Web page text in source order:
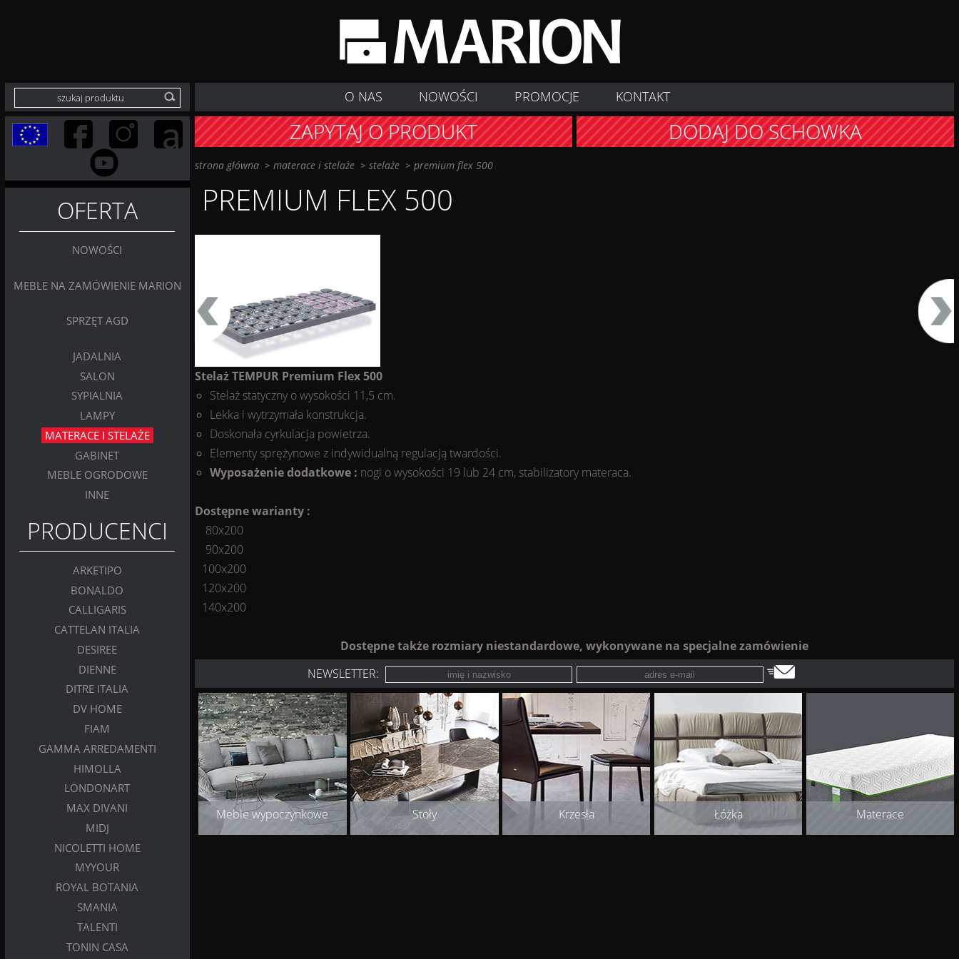
O NAS NOWOŚCI PROMOCJE KONTAKT
OFERTA
NOWOŚCI
MEBLE NA ZAMÓWIENIE MARION
SPRZĘT AGD
JADALNIA
SALON
SYPIALNIA
LAMPY
MATERACE I STELAŻE
GABINET
MEBLE OGRODOWE
INNE
PRODUCENCI
ARKETIPO
BONALDO
CALLIGARIS
CATTELAN ITALIA
DESIREE
DIENNE
DITRE ITALIA
DV HOME
FIAM
GAMMA ARREDAMENTI
HIMOLLA
LONDONART
MAX DIVANI
MIDJ
NICOLETTI HOME
MYYOUR
ROYAL BOTANIA
SMANIA
TALENTI
TONIN CASA
ZAPYTAJ O PRODUKT DODAJ DO SCHOWKA
strona główna> materace i stelaże> stelaże> premium flex 500
PREMIUM FLEX 500
Stelaż TEMPUR Premium Flex 500
Stelaż statyczny o wysokości 11,5 cm.
Lekka i wytrzymała konstrukcja.
Doskonała cyrkulacja powietrza.
Elementy sprężynowe z indywidualną regulacją twardości.
Wyposażenie dodatkowe : nogi o wysokości 19 lub 24 cm, stabilizatory materaca.
Dostępne warianty :
80x200
90x200
100x200
120x200
140x200
Dostępne także rozmiary niestandardowe, wykonywane na specjalne zamówienie
NEWSLETTER:
Meble wypoczynkowe Stoły Krzesła Łóżka Materace